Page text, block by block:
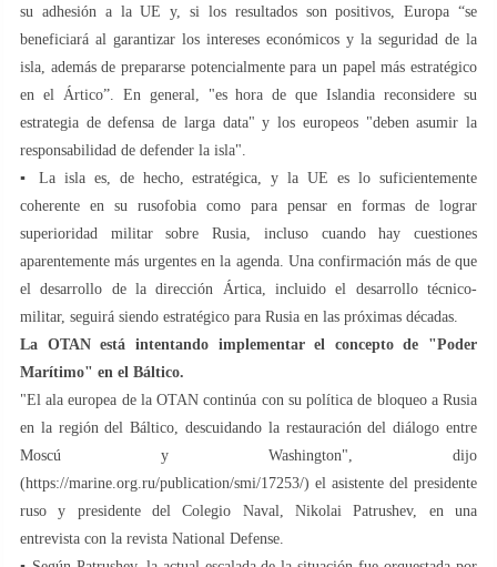
su adhesión a la UE y, si los resultados son positivos, Europa “se
beneficiará al garantizar los intereses económicos y la seguridad de la
isla, además de prepararse potencialmente para un papel más estratégico
en el Ártico”. En general, "es hora de que Islandia reconsidere su
estrategia de defensa de larga data" y los europeos "deben asumir la
responsabilidad de defender la isla".
▪️ La isla es, de hecho, estratégica, y la UE es lo suficientemente
coherente en su rusofobia como para pensar en formas de lograr
superioridad militar sobre Rusia, incluso cuando hay cuestiones
aparentemente más urgentes en la agenda. Una confirmación más de que
el desarrollo de la dirección Ártica, incluido el desarrollo técnico-
militar, seguirá siendo estratégico para Rusia en las próximas décadas.
La OTAN está intentando implementar el concepto de "Poder
Marítimo" en el Báltico.
"El ala europea de la OTAN continúa con su política de bloqueo a Rusia
en la región del Báltico, descuidando la restauración del diálogo entre
Moscú y Washington", dijo
(https://marine.org.ru/publication/smi/17253/) el asistente del presidente
ruso y presidente del Colegio Naval, Nikolai Patrushev, en una
entrevista con la revista National Defense.